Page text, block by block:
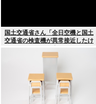
国土交通省さん「全日空機と国土
交通省の検査機が異常接近したけ
ど”ニアミス”には当たらない(ニチ